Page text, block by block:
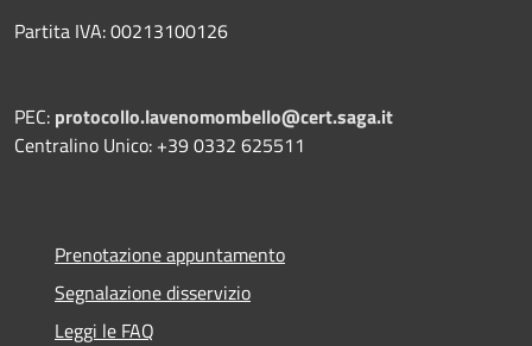
Partita IVA: 00213100126
PEC: protocollo.lavenomombello@cert.saga.it
Centralino Unico: +39 0332 625511
Prenotazione appuntamento
Segnalazione disservizio
Leggi le FAQ